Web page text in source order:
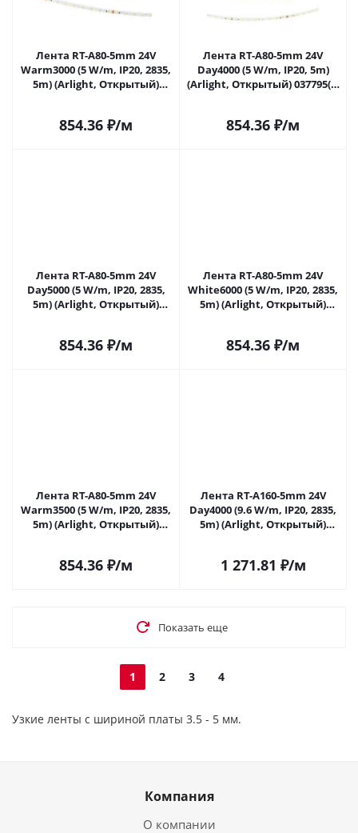
Лента RT-A80-5mm 24V
Warm3000 (5 W/m, IP20, 2835,
5m) (Arlight, Открытый)
854.36 ₽/м
Лента RT-A80-5mm 24V
Day4000 (5 W/m, IP20, 5m)
(Arlight, Открытый) 037795(1)
854.36 ₽/м
Лента RT-A80-5mm 24V
Day5000 (5 W/m, IP20, 2835,
5m) (Arlight, Открытый)
854.36 ₽/м
Лента RT-A80-5mm 24V
White6000 (5 W/m, IP20, 2835,
5m) (Arlight, Открытый)
854.36 ₽/м
Лента RT-A80-5mm 24V
Warm3500 (5 W/m, IP20, 2835,
5m) (Arlight, Открытый)
854.36 ₽/м
Лента RT-A160-5mm 24V
Day4000 (9.6 W/m, IP20, 2835,
5m) (Arlight, Открытый)
1 271.81 ₽/м
Показать еще
1 2 3 4
Узкие ленты с шириной платы 3.5 - 5 мм.
Компания
О компании